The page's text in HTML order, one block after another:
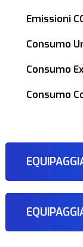
Emissioni
Consumo
Consumo
Consumo